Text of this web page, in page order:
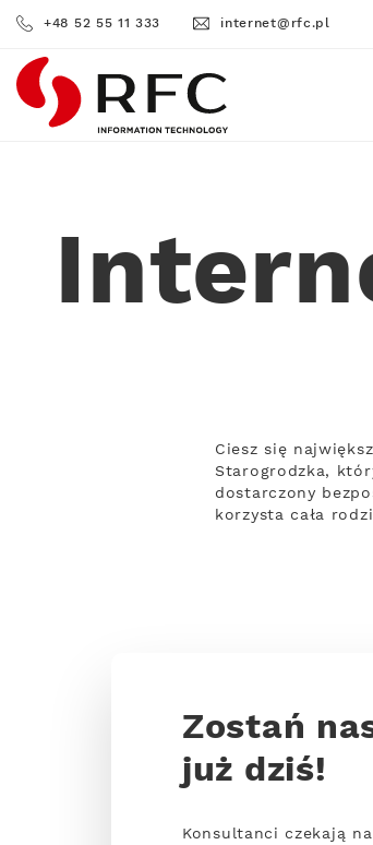
+48 52 55 11 333 internet@rfc.pl
RFC
Ciesz się
Starogrodzka,
dostarczony
korzysta cała
Zostań
już dziś!
Konsultanci czekają